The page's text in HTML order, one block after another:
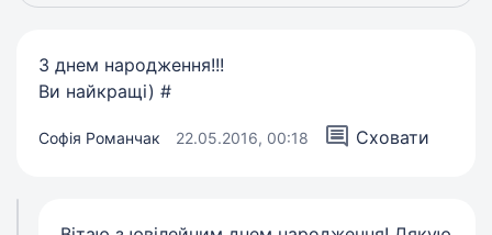
З днем народження!!!
Ви найкращі) #
Софія Романчак 22.05.2016, 00:18 Сховати